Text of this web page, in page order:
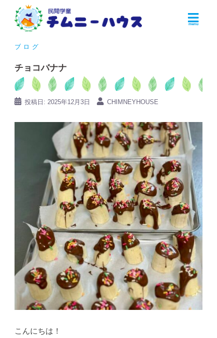
ブログ
チョコバナナ
投稿日: 2025年12月3日 CHIMNEYHOUSE
こんにちは！